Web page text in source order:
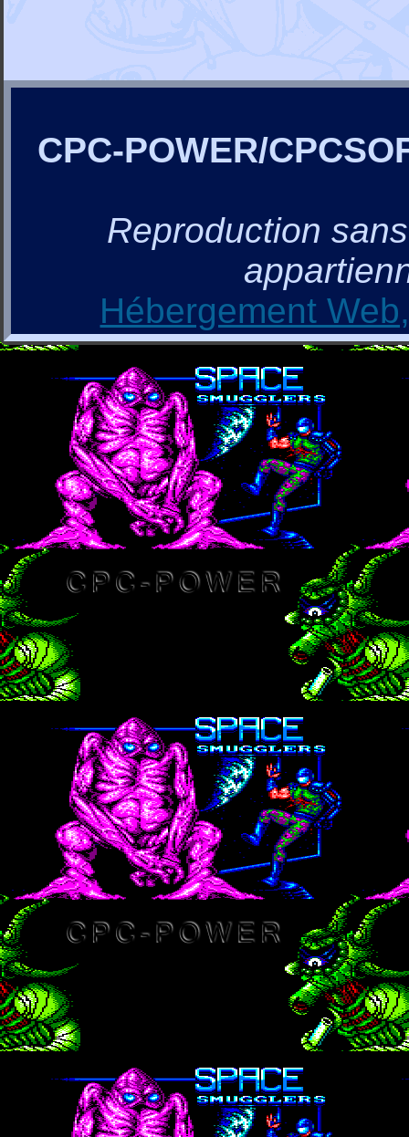
CPC-POWER/
Reproduction
Hébergement